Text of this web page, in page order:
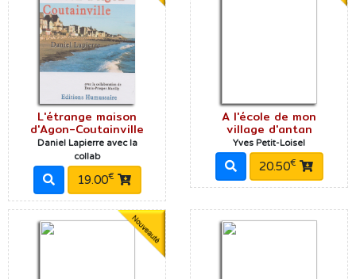
L'étrange maison
d'Agon-Coutainville
Daniel Lapierre avec la
collab
19.00€
A l'école de mon
village d'antan
Yves Petit-Loisel
20.50€